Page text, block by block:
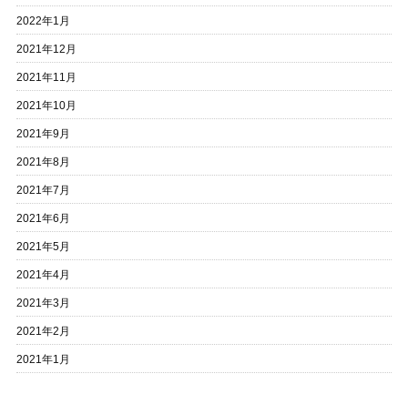
2022年1月
2021年12月
2021年11月
2021年10月
2021年9月
2021年8月
2021年7月
2021年6月
2021年5月
2021年4月
2021年3月
2021年2月
2021年1月